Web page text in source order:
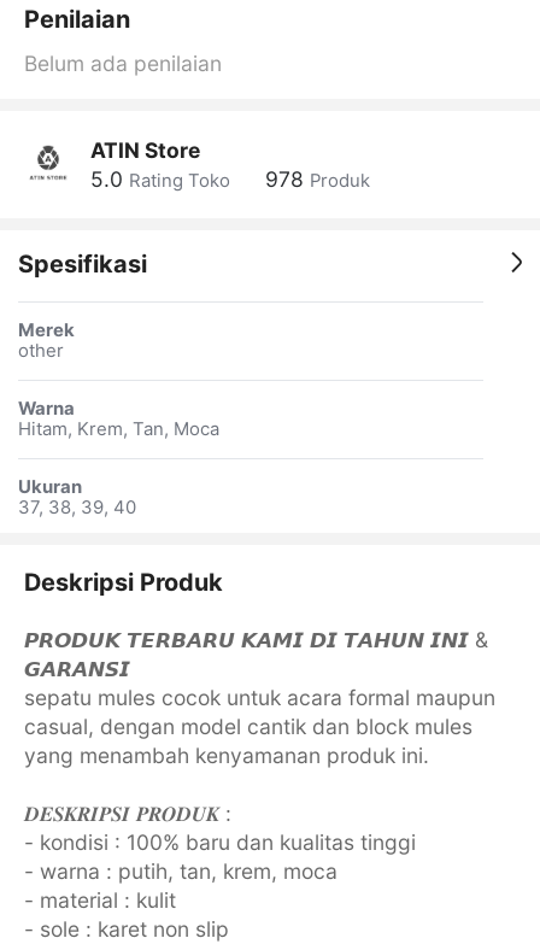
Penilaian
Belum ada penilaian
ATIN Store
5.0 Rating Toko 978 Produk
Spesifikasi
Merek
other
Warna
Hitam, Krem, Tan, Moca
Ukuran
37, 38, 39, 40
Deskripsi Produk
𝙋𝙍𝙊𝘿𝙐𝙆 𝙏𝙀𝙍𝘽𝘼𝙍𝙐 𝙆𝘼𝙈𝙄 𝘿𝙄 𝙏𝘼𝙃𝙐𝙉 𝙄𝙉𝙄 &
𝙂𝘼𝙍𝘼𝙉𝙎𝙄
sepatu mules cocok untuk acara formal maupun
casual, dengan model cantik dan block mules
yang menambah kenyamanan produk ini.
𝑫𝑬𝑺𝑲𝑹𝑰𝑷𝑺𝑰 𝑷𝑹𝑶𝑫𝑼𝑲 :
- kondisi : 100% baru dan kualitas tinggi
- warna : putih, tan, krem, moca
- material : kulit
- sole : karet non slip